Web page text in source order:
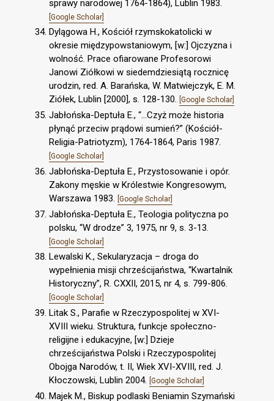
sprawy narodowej 1764-1864), Lublin 1983.
[Google Scholar]
Dylągowa H., Kościół rzymskokatolicki w
okresie międzypowstaniowym, [w:] Ojczyzna i
wolność. Prace ofiarowane Profesorowi
Janowi Ziółkowi w siedemdziesiątą rocznicę
urodzin, red. A. Barańska, W. Matwiejczyk, E. M.
Ziółek, Lublin [2000], s. 128-130. [Google Scholar]
Jabłońska-Deptuła E., “...Czyż może historia
płynąć przeciw prądowi sumień?” (Kościół-
Religia-Patriotyzm), 1764-1864, Paris 1987.
[Google Scholar]
Jabłońska-Deptuła E., Przystosowanie i opór.
Zakony męskie w Królestwie Kongresowym,
Warszawa 1983. [Google Scholar]
Jabłońska-Deptuła E., Teologia polityczna po
polsku, “W drodze” 3, 1975, nr 9, s. 3-13.
[Google Scholar]
Lewalski K., Sekularyzacja – droga do
wypełnienia misji chrześcijaństwa, “Kwartalnik
Historyczny”, R. CXXII, 2015, nr 4, s. 799-806.
[Google Scholar]
Litak S., Parafie w Rzeczypospolitej w XVI-
XVIII wieku. Struktura, funkcje społeczno-
religijne i edukacyjne, [w:] Dzieje
chrześcijaństwa Polski i Rzeczypospolitej
Obojga Narodów, t. II, Wiek XVI-XVIII, red. J.
Kłoczowski, Lublin 2004. [Google Scholar]
Majek M., Biskup podlaski Beniamin Szymański